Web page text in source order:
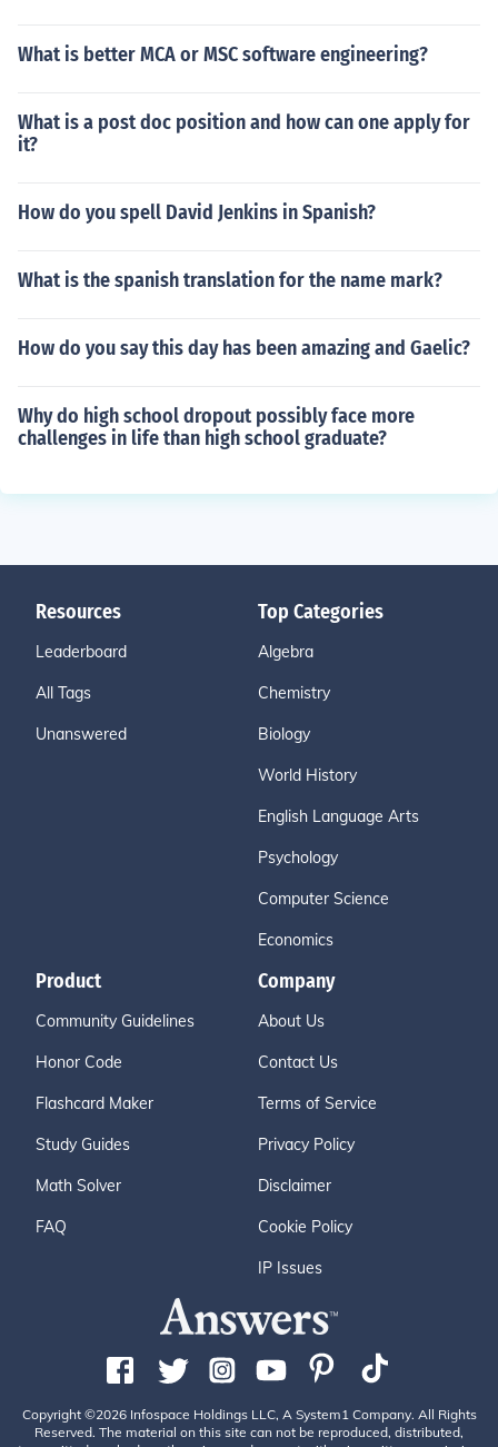
What is better MCA or MSC software engineering?
What is a post doc position and how can one apply for
it?
How do you spell David Jenkins in Spanish?
What is the spanish translation for the name mark?
How do you say this day has been amazing and Gaelic?
Why do high school dropout possibly face more
challenges in life than high school graduate?
Resources
Leaderboard
All Tags
Unanswered
Top Categories
Algebra
Chemistry
Biology
World History
English Language Arts
Psychology
Computer Science
Economics
Product
Community Guidelines
Honor Code
Flashcard Maker
Study Guides
Math Solver
FAQ
Company
About Us
Contact Us
Terms of Service
Privacy Policy
Disclaimer
Cookie Policy
IP Issues
Copyright ©2026 Infospace Holdings LLC, A System1 Company. All Rights
Reserved. The material on this site can not be reproduced, distributed,